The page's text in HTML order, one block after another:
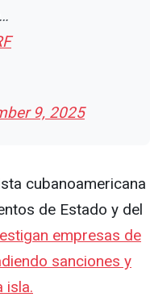
9, 2025
cubanoamericana
de Estado y del
empresas de
sanciones y
isla.